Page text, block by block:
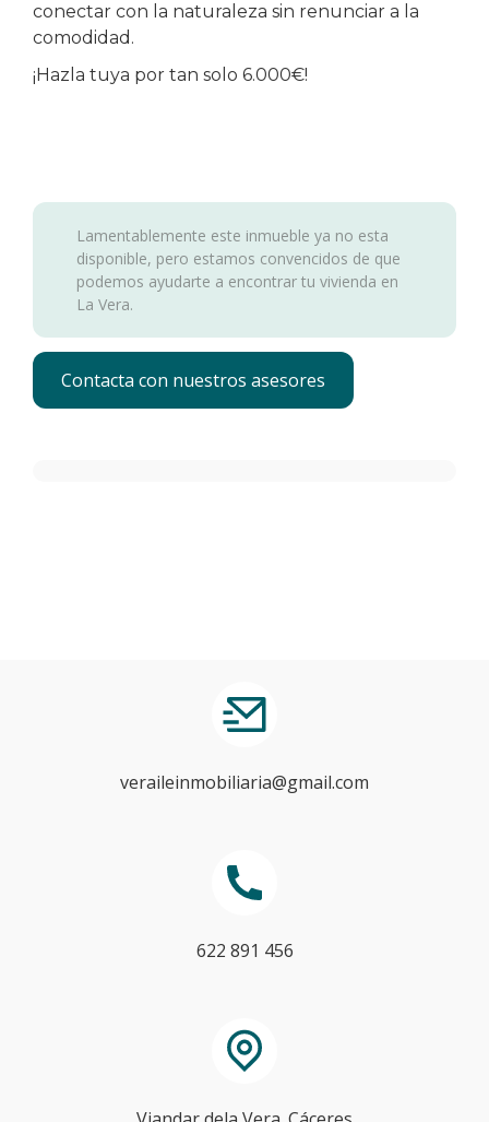
conectar con la naturaleza sin renunciar a la
comodidad.
¡Hazla tuya por tan solo 6.000€!
Lamentablemente este inmueble ya no esta
disponible, pero estamos convencidos de que
podemos ayudarte a encontrar tu vivienda en
La Vera.
Contacta con nuestros asesores
veraileinmobiliaria@gmail.com
622 891 456